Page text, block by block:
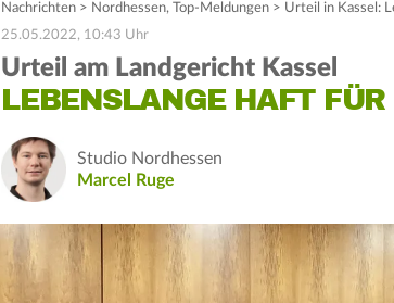
Nachrichten > Nordhessen, Top-Meldungen > Urteil in Kassel:
25.05.2022, 10:43 Uhr
Urteil am Landgericht Kassel
LEBENSLANGE HAFT
Studio Nordhessen
Marcel Ruge